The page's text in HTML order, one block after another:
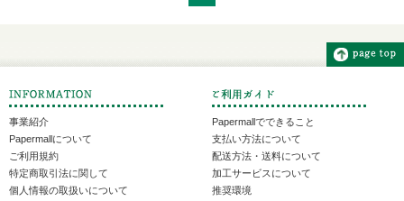
事業紹介
Papermallについて
ご利用規約
特定商取引法に関して
個人情報の取扱いについて
Papermallでできること
支払い方法について
配送方法・送料について
加工サービスについて
推奨環境